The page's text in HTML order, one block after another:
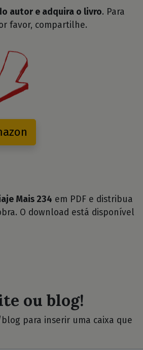
autor e adquira o livro. Para
favor, compartilhe.
Mais 234 em PDF e distribua
O download está disponível
ou blog!
para inserir uma caixa que